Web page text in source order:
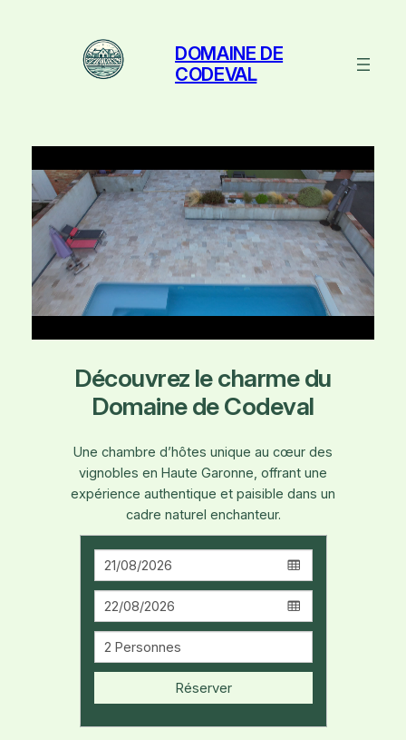
DOMAINE DE
CODEVAL
Découvrez le charme du
Domaine de Codeval
Une chambre d’hôtes unique au cœur des
vignobles en Haute Garonne, offrant une
expérience authentique et paisible dans un
cadre naturel enchanteur.
Réserver